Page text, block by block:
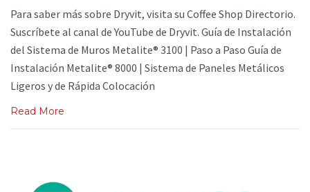
Para saber más sobre Dryvit, visita su Coffee Shop Directorio.
Suscríbete al canal de YouTube de Dryvit. Guía de Instalación
del Sistema de Muros Metalite® 3100 | Paso a Paso Guía de
Instalación Metalite® 8000 | Sistema de Paneles Metálicos
Ligeros y de Rápida Colocación
Read More